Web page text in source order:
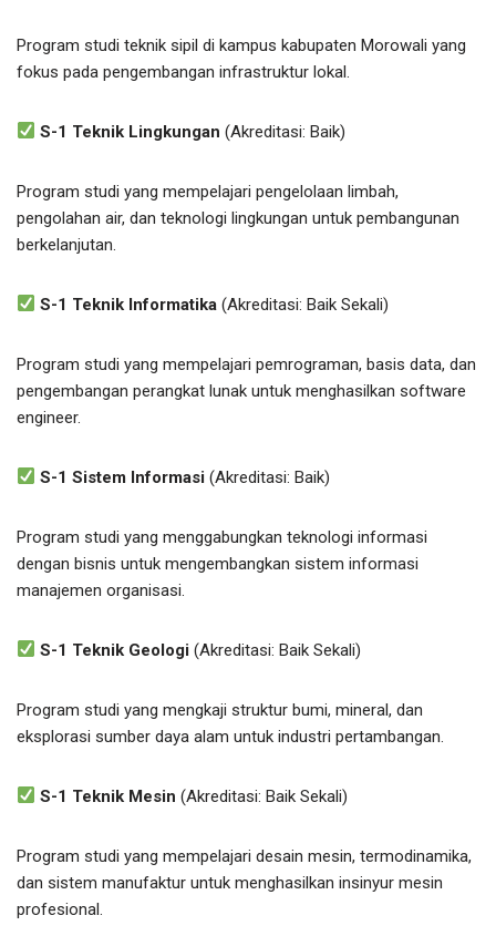
Program studi teknik sipil di kampus kabupaten Morowali yang
fokus pada pengembangan infrastruktur lokal.
S-1 Teknik Lingkungan (Akreditasi: Baik)
Program studi yang mempelajari pengelolaan limbah,
pengolahan air, dan teknologi lingkungan untuk pembangunan
berkelanjutan.
S-1 Teknik Informatika (Akreditasi: Baik Sekali)
Program studi yang mempelajari pemrograman, basis data, dan
pengembangan perangkat lunak untuk menghasilkan software
engineer.
S-1 Sistem Informasi (Akreditasi: Baik)
Program studi yang menggabungkan teknologi informasi
dengan bisnis untuk mengembangkan sistem informasi
manajemen organisasi.
S-1 Teknik Geologi (Akreditasi: Baik Sekali)
Program studi yang mengkaji struktur bumi, mineral, dan
eksplorasi sumber daya alam untuk industri pertambangan.
S-1 Teknik Mesin (Akreditasi: Baik Sekali)
Program studi yang mempelajari desain mesin, termodinamika,
dan sistem manufaktur untuk menghasilkan insinyur mesin
profesional.